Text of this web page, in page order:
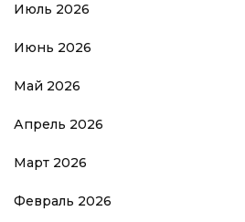
Июль 2026
Июнь 2026
Май 2026
Апрель 2026
Март 2026
Февраль 2026